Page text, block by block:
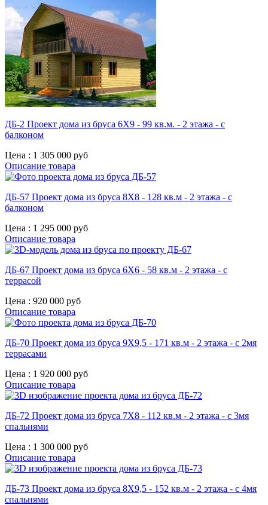
ДБ-2 Проект дома из бруса 6X9 - 99 кв.м. - 2 этажа - с
балконом
Цена : 1 305 000 руб
Описание товара
ДБ-57 Проект дома из бруса 8X8 - 128 кв.м - 2 этажа - с
балконом
Цена : 1 295 000 руб
Описание товара
ДБ-67 Проект дома из бруса 6X6 - 58 кв.м - 2 этажа - с
террасой
Цена : 920 000 руб
Описание товара
ДБ-70 Проект дома из бруса 9X9,5 - 171 кв.м - 2 этажа - с 2мя
террасами
Цена : 1 920 000 руб
Описание товара
ДБ-72 Проект дома из бруса 7X8 - 112 кв.м - 2 этажа - с 3мя
спальнями
Цена : 1 300 000 руб
Описание товара
ДБ-73 Проект дома из бруса 8X9,5 - 152 кв.м - 2 этажа - с 4мя
спальнями